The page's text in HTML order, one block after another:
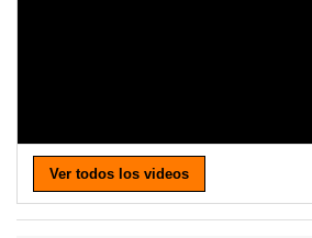
Ver todos los videos